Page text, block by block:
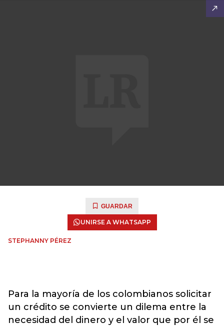
GUARDAR
UNIRSE A WHATSAPP
STEPHANNY PÉREZ
Para la mayoría de los colombianos solicitar
un crédito se convierte un dilema entre la
necesidad del dinero y el valor que por él se